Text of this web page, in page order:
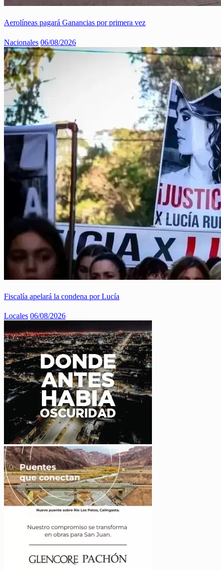
Aerolíneas pagará Ganancias por primera vez
Nacionales 06/08/2026
Fiscalía apelará la condena por Lucía
Locales 06/08/2026